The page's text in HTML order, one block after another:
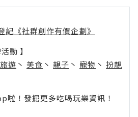
記《社群創作有價企劃》
動 】
旅遊 丶 美食 丶 親子 丶 寵物 丶 扮靚
！發掘更多吃喝玩樂資訊！